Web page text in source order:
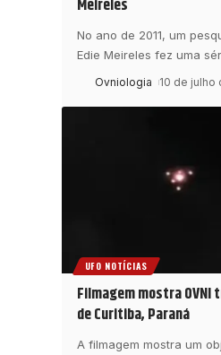
Meireles
No ano de 2011, um
Edie Meireles fez uma
Ovniologia 10 de julho
UFO NOTÍCIAS
Filmagem mostra OVNI
de Curitiba, Paraná
A filmagem mostra um